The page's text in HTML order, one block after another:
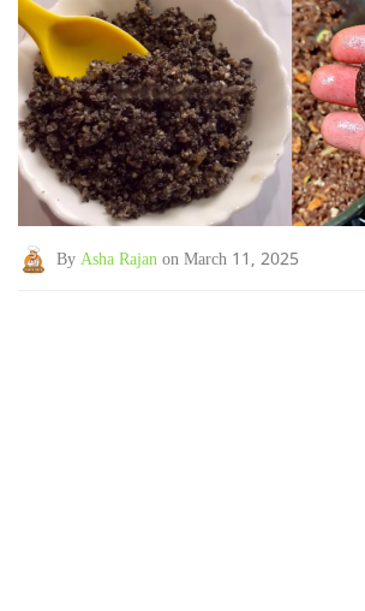
By Asha Rajan on March 11, 2025